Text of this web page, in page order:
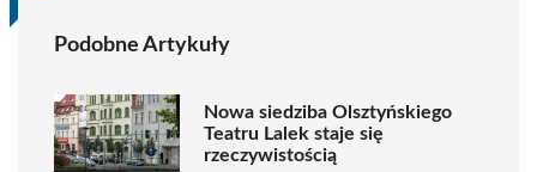
Podobne Artykuły
Nowa siedziba Olsztyńskiego
Teatru Lalek staje się
rzeczywistością